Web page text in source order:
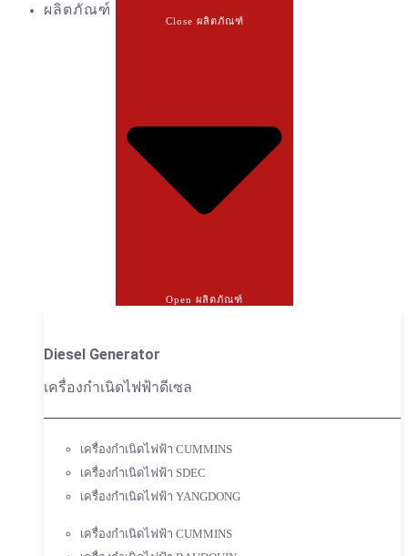
ผลิตภัณฑ์
Close ผลิตภัณฑ์
Open ผลิตภัณฑ์
Diesel Generator
เครื่องกำเนิดไฟฟ้าดีเซล
เครื่องกำเนิดไฟฟ้า CUMMINS
เครื่องกำเนิดไฟฟ้า SDEC
เครื่องกำเนิดไฟฟ้า YANGDONG
เครื่องกำเนิดไฟฟ้า CUMMINS